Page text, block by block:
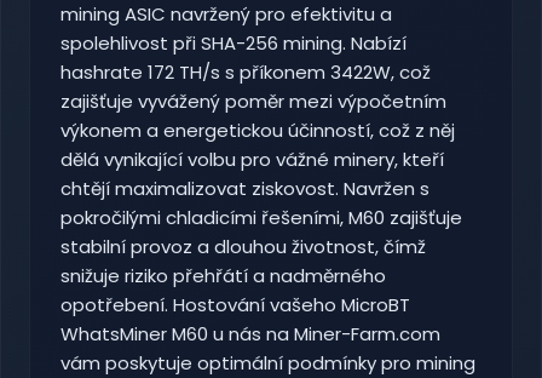
mining ASIC navržený pro efektivitu a
spolehlivost při SHA-256 mining. Nabízí
hashrate 172 TH/s s příkonem 3422W, což
zajišťuje vyvážený poměr mezi výpočetním
výkonem a energetickou účinností, což z něj
dělá vynikající volbu pro vážné minery, kteří
chtějí maximalizovat ziskovost. Navržen s
pokročilými chladicími řešeními, M60 zajišťuje
stabilní provoz a dlouhou životnost, čímž
snižuje riziko přehřátí a nadměrného
opotřebení. Hostování vašeho MicroBT
WhatsMiner M60 u nás na Miner-Farm.com
vám poskytuje optimální podmínky pro mining